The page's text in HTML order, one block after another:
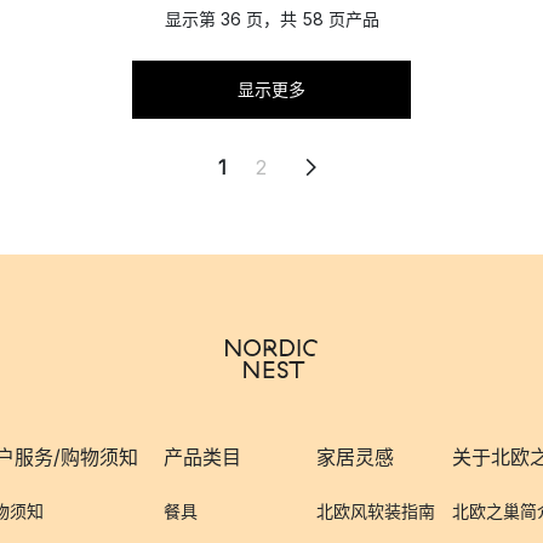
显示第 36 页，共 58 页产品
显示更多
1 2
服务/购物须知
须知
产品类目
餐具
家居灵感
北欧风软装指南
关于北欧
北欧之巢简